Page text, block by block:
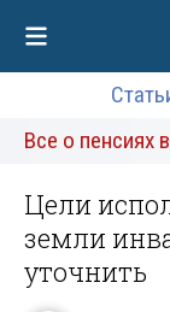
Все о пенсиях
Цели
земли
уточнить